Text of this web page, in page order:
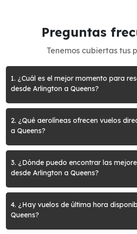
Preguntas
Tenemos cubiertas tus
1. ¿Cuál es el mejor momento para
desde Arlington a Queens?
2. ¿Qué aerolíneas ofrecen vuelos
a Queens?
3. ¿Dónde puedo encontrar las
desde Arlington a Queens?
4. ¿Hay vuelos de última hora
Queens?